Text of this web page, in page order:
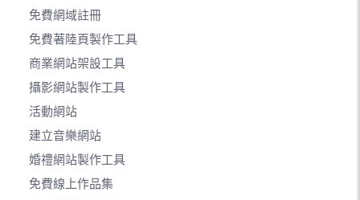
免費網域註冊
免費著陸頁製作工具
商業網站架設工具
攝影網站製作工具
活動網站
建立音樂網站
婚禮網站製作工具
免費線上作品集